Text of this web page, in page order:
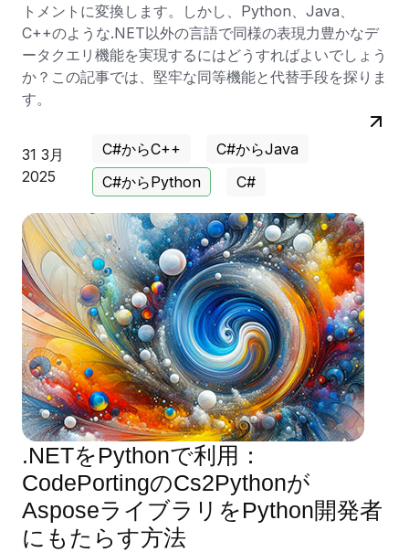
トメントに変換します。しかし、Python、Java、
C++のような.NET以外の言語で同様の表現力豊かなデ
ータクエリ機能を実現するにはどうすればよいでしょう
か？この記事では、堅牢な同等機能と代替手段を探りま
す。
31 3月
2025
C#からC++
C#からJava
C#からPython
C#
.NETをPythonで利用：
CodePortingのCs2Pythonが
AsposeライブラリをPython開発者
にもたらす方法